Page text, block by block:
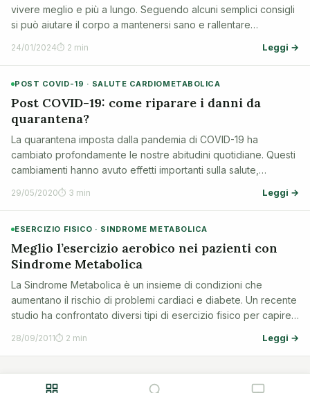
vivere meglio e più a lungo. Seguendo alcuni semplici consigli
si può aiutare il corpo a mantenersi sano e rallentare
l'invecchiamento del cuore e dei vasi sanguigni.
24/01/2024⏱ 2 min Leggi →
POST COVID-19 · SALUTE CARDIOMETABOLICA
Post COVID-19: come riparare i danni da
quarantena?
La quarantena imposta dalla pandemia di COVID-19 ha
cambiato profondamente le nostre abitudini quotidiane. Questi
cambiamenti hanno avuto effetti importanti sulla salute,
soprattutto a causa della riduzione dell'attività fisica e delle
modifiche nell'alimentaz…
29/05/2020⏱ 3 min Leggi →
ESERCIZIO FISICO · SINDROME METABOLICA
Meglio l’esercizio aerobico nei pazienti con
Sindrome Metabolica
La Sindrome Metabolica è un insieme di condizioni che
aumentano il rischio di problemi cardiaci e diabete. Un recente
studio ha confrontato diversi tipi di esercizio fisico per capire
quale sia il più efficace per migliorare questa condizione. Qui
spieghiamo i…
28/09/2011⏱ 2 min Leggi →